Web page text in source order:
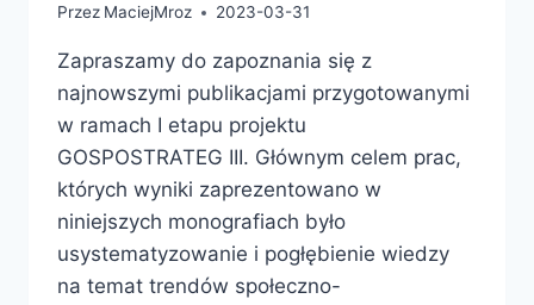
Przez MaciejMroz 2023-03-31
Zapraszamy do zapoznania się z
najnowszymi publikacjami przygotowanymi
w ramach I etapu projektu
GOSPOSTRATEG III. Głównym celem prac,
których wyniki zaprezentowano w
niniejszych monografiach było
usystematyzowanie i pogłębienie wiedzy
na temat trendów społeczno-